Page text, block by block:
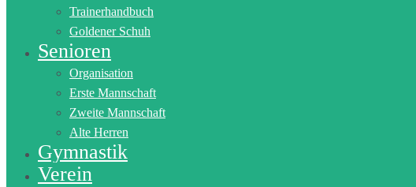
Trainerhandbuch
Goldener Schuh
Senioren
Organisation
Erste Mannschaft
Zweite Mannschaft
Alte Herren
Gymnastik
Verein